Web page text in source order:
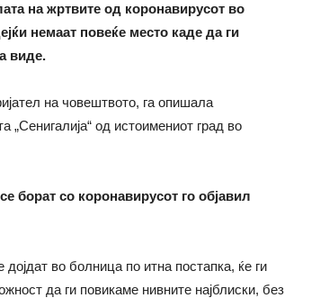
на жртвите од коронавирусот во
немаат повеќе место каде да ги
виде.
на човештвото, га опишала
од истоимениот град во
борат со коронавирусот го објавил
во болница по итна постапка, ќе ги
да ги повикаме нивните најблиски, без